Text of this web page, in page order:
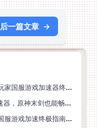
后一篇文章 →
意大利怎么玩开心十三张？海外玩家国服游戏加速器终极指南（附第九大陆血族加速方案）
海外玩Sky光·遇总卡顿？选对加速器，原神末剑也能畅玩！
台湾怎么玩迷你世界？海外玩家国服游戏加速终极指南（附弹弹堂塔瑞斯世界解决方案）